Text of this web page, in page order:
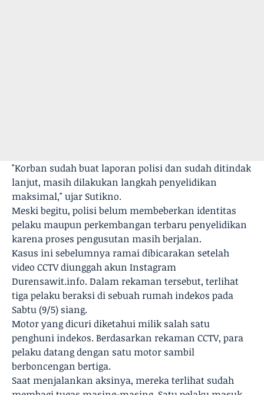
"Korban sudah buat laporan polisi dan sudah ditindak
lanjut, masih dilakukan langkah penyelidikan
maksimal," ujar Sutikno.
Meski begitu, polisi belum membeberkan identitas
pelaku maupun perkembangan terbaru penyelidikan
karena proses pengusutan masih berjalan.
Kasus ini sebelumnya ramai dibicarakan setelah
video CCTV diunggah akun Instagram
Durensawit.info. Dalam rekaman tersebut, terlihat
tiga pelaku beraksi di sebuah rumah indekos pada
Sabtu (9/5) siang.
Motor yang dicuri diketahui milik salah satu
penghuni indekos. Berdasarkan rekaman CCTV, para
pelaku datang dengan satu motor sambil
berboncengan bertiga.
Saat menjalankan aksinya, mereka terlihat sudah